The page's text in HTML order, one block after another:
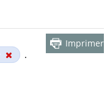
.
Imprimer